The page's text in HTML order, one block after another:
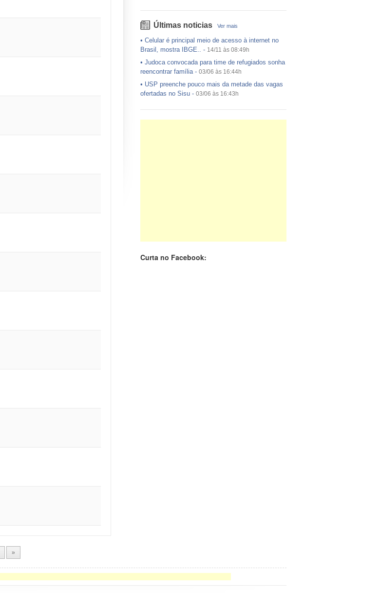
Últimas noticias Ver mais
• Celular é principal meio de acesso à internet no
Brasil, mostra IBGE.. - 14/11 às 08:49h
• Judoca convocada para time de refugiados sonha
reencontrar família- 03/06 às 16:44h
• USP preenche pouco mais da metade das vagas
ofertadas no Sisu - 03/06 às 16:43h
Curta no Facebook:
»